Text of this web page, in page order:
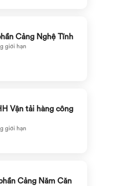
Cảng Nghệ Tĩnh
giới hạn
Vận tải hàng công
giới hạn
Cảng Năm Căn